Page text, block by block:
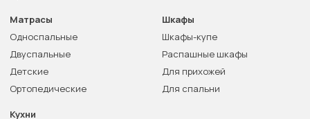
Матрасы
Односпальные
Двуспальные
Детские
Ортопедические
Шкафы
Шкафы-купе
Распашные шкафы
Для прихожей
Для спальни
Кухни